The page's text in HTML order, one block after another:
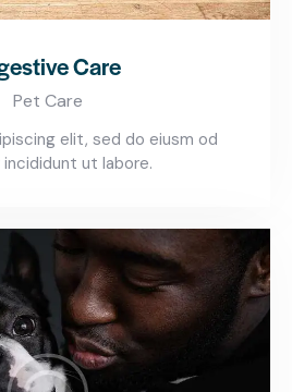
Care
Pet Care
elit, sed do eiusm od
ut labore.